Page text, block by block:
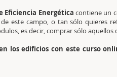
Eficiencia Energética contiene un
este campo, o tan sólo quieres
es decir, comprar sólo aquellos
los edificios con este curso